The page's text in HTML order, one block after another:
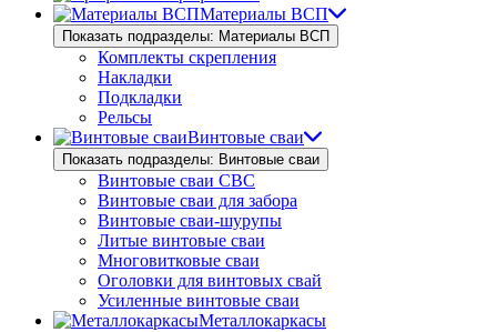
Материалы ВСП
Показать подразделы: Материалы ВСП
Комплекты скрепления
Накладки
Подкладки
Рельсы
Винтовые сваи
Показать подразделы: Винтовые сваи
Винтовые сваи СВС
Винтовые сваи для забора
Винтовые сваи-шурупы
Литые винтовые сваи
Многовитковые сваи
Оголовки для винтовых свай
Усиленные винтовые сваи
Металлокаркасы